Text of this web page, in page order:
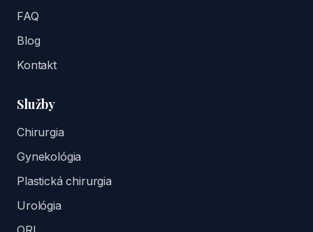
FAQ
Blog
Kontakt
Služby
Chirurgia
Gynekológia
Plastická chirurgia
Urológia